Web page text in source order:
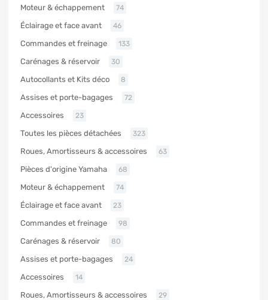
Moteur & échappement 74
Éclairage et face avant 46
Commandes et freinage 133
Carénages & réservoir 30
Autocollants et Kits déco 8
Assises et porte-bagages 72
Accessoires 23
Toutes les pièces détachées 323
Roues, Amortisseurs & accessoires 63
Pièces d'origine Yamaha 68
Moteur & échappement 74
Éclairage et face avant 23
Commandes et freinage 98
Carénages & réservoir 80
Assises et porte-bagages 24
Accessoires 14
Roues, Amortisseurs & accessoires 29